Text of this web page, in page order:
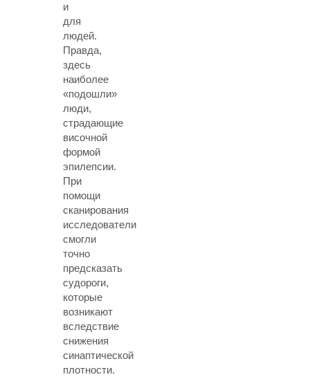
и
для
людей.
Правда,
здесь
наиболее
«подошли»
люди,
страдающие
височной
формой
эпилепсии.
При
помощи
сканирования
исследователи
смогли
точно
предсказать
судороги,
которые
возникают
вследствие
снижения
синаптической
плотности.